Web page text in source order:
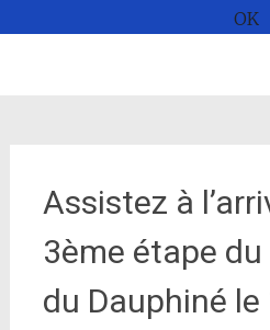
Assistez à
3ème étape
du Dauphiné
OK